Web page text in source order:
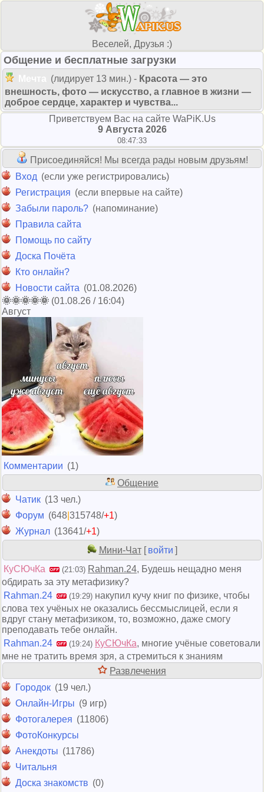
Веселей, Друзья :)
Общение и бесплатные загрузки
(лидирует 13 мин.) - Красота — это
внешность, фото — искусство, а главное в жизни —
доброе сердце, характер и чувства...
Приветствуем Вас на сайте WaPiK.Us
9 Августа 2026
08:47:33
Присоединяйся! Мы всегда рады новым друзьям!
Вход (если уже регистрировались)
Регистрация (если впервые на сайте)
Забыли пароль? (напоминание)
Правила сайта
Помощь по сайту
Доска Почёта
Кто онлайн?
Новости сайта (01.08.2026)
🌞🌞🌞🌞🌞 (01.08.26 / 16:04)
Август
Комментарии (1)
Общение
Чатик (13 чел.)
Форум (648 315748/+1)
Журнал (13641/+1)
Мини-Чат[ войти ]
КуСЮчКа
(21:03) Rahman.24, Будешь нещадно меня
обдирать за эту метафизику?
Rahman.24
(19:29) накупил кучу книг по физике, чтобы
слова тех учёных не оказались бессмыслицей, если я
вдруг стану метафизиком, то, возможно, даже смогу
преподавать тебе онлайн.
Rahman.24
(19:24) КуСЮчКа, многие учёные советовали
мне не тратить время зря, а стремиться к знаниям
Развлечения
Городок (19 чел.)
Онлайн-Игры (9 игр)
Фотогалерея (11806)
ФотоКонкурсы
Анекдоты (11786)
Читальня
Доска знакомств (0)